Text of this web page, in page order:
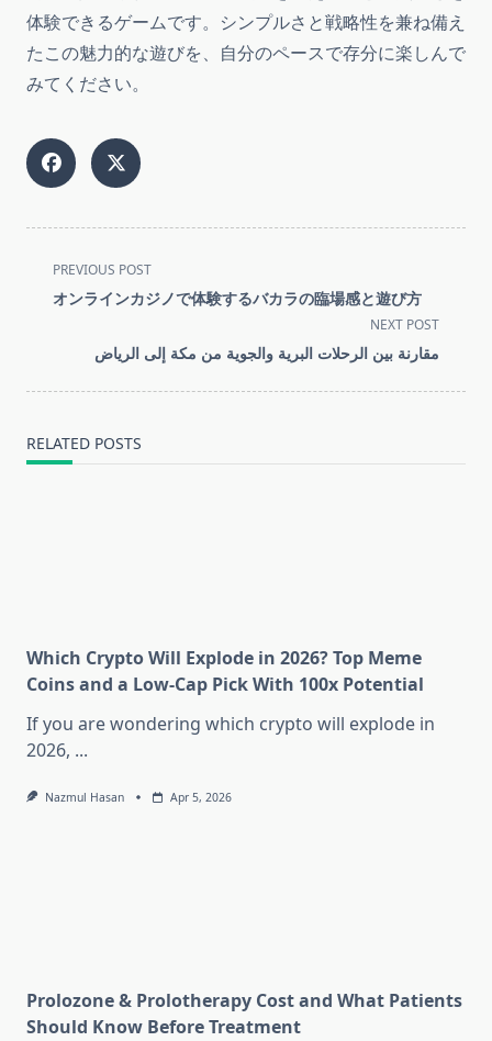
体験できるゲームです。シンプルさと戦略性を兼ね備え
たこの魅力的な遊びを、自分のペースで存分に楽しんで
みてください。
<span
class="nav-
text">Page</span>
PREVIOUS POST
オンラインカジノで体験するバカラの臨場感と遊び方
NEXT POST
مقارنة بين الرحلات البرية والجوية من مكة إلى الرياض
RELATED POSTS
Which Crypto Will Explode in 2026? Top Meme
Coins and a Low-Cap Pick With 100x Potential
If you are wondering which crypto will explode in
2026, ...
Nazmul Hasan Apr 5, 2026
Prolozone & Prolotherapy Cost and What Patients
Should Know Before Treatment